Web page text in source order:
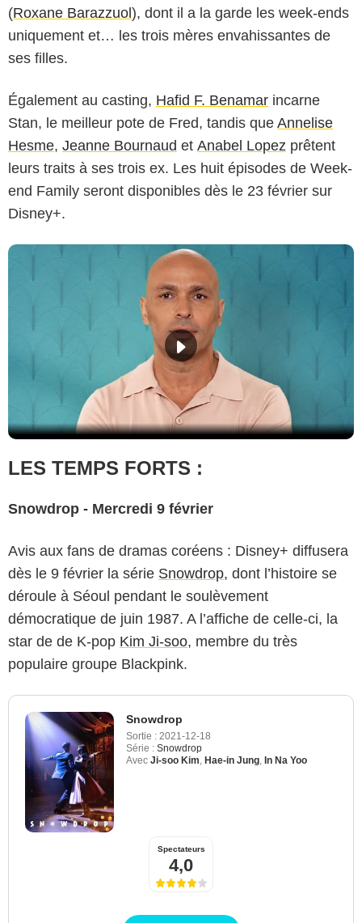
(Roxane Barazzuol ), dont il a la garde les week-ends
uniquement et… les trois mères envahissantes de
ses filles.
Également au casting, Hafid F. Benamar incarne
Stan, le meilleur pote de Fred, tandis que Annelise
Hesme, Jeanne Bournaud et Anabel Lopez prêtent
leurs traits à ses trois ex. Les huit épisodes de Week-
end Family seront disponibles dès le 23 février sur
Disney+.
LES TEMPS FORTS :
Snowdrop - Mercredi 9 février
Avis aux fans de dramas coréens : Disney+ diffusera
dès le 9 février la série Snowdrop, dont l’histoire se
déroule à Séoul pendant le soulèvement
démocratique de juin 1987. A l’affiche de celle-ci, la
star de de K-pop Kim Ji-soo, membre du très
populaire groupe Blackpink.
Snowdrop
Sortie : 2021-12-18
Série : Snowdrop
Avec Ji-soo Kim, Hae-in Jung, In Na Yoo
Spectateurs
4,0